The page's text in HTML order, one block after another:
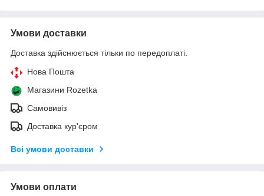
Умови доставки
Доставка здійснюється тільки по передоплаті.
Нова Пошта
Магазини Rozetka
Самовивіз
Доставка кур'єром
Всі умови доставки
Умови оплати